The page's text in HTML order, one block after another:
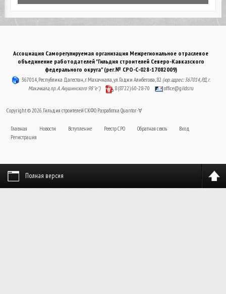
Ассоциация Саморегулируемая организация Межрегиональное отраслевое
объединение работодателей "Гильдия строителей Северо-Кавказского
федерального округа" (рег.№ СРО-С-028-17082009)
367014, Республика Дагестан, г. Махачкала, ул. Гаджи Алибегова, 82 (юр. адрес: 367014, РД, г.
Махачкала, пр. А. Акушинского 98 "е")
8 (8722) 60-28-70 office@gilds.ru
Copyright © 2026. Гильдия строителей СКФО. Разработка Quantor-∀
Главная Новости Вступление Реестр СРО Обратная связь
Вход
Регистрация
Полная версия